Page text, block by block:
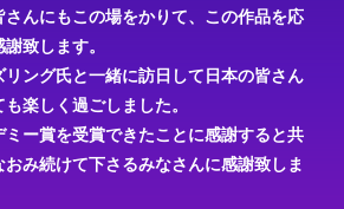
んにもこの場をかりて、この作品を応
致します。
ング氏と一緒に訪日して日本の皆さん
楽しく過ごしました。
ー賞を受賞できたことに感謝すると共
み続けて下さるみなさんに感謝致しま